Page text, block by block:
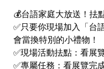
💰台語家庭大放送！抾
✅只要你現場加入「台
會當換特別的小禮物！
✅現場活動抾點：看展
✅專屬任務：看展覽完